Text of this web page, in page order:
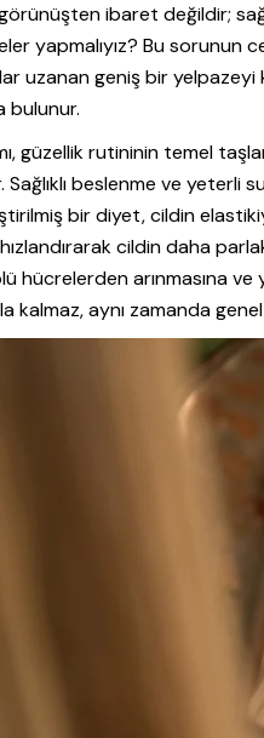
ibaret değildir;
yapmalıyız? Bu sorunun
uzanan geniş bir yelpazeyi
bulunur.
güzellik rutininin temel
Sağlıklı beslenme ve
bir diyet, cildin
hızlandırarak cildin daha
hücrelerden arınmasına
aynı zamanda genel